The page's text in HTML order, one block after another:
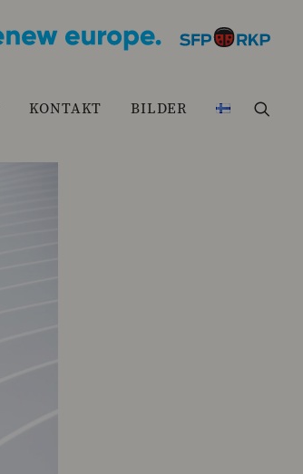
KONTAKT BILDER